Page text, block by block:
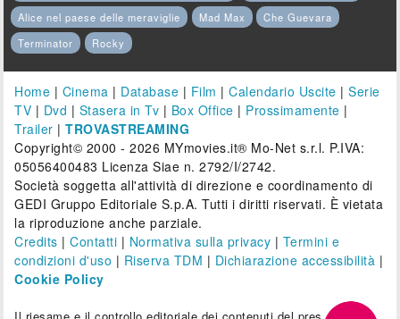
Alice nel paese delle meraviglie
Mad Max
Che Guevara
Terminator
Rocky
Home | Cinema | Database | Film |Calendario Uscite |Serie
TV | Dvd | Stasera in Tv | Box Office | Prossimamente |
Trailer |TROVASTREAMING
Copyright© 2000 - 2026 MYmovies.it® Mo-Net s.r.l. P.IVA:
05056400483 Licenza Siae n. 2792/I/2742.
Società soggetta all'attività di direzione e coordinamento di
GEDI Gruppo Editoriale S.p.A. Tutti i diritti riservati. È vietata
la riproduzione anche parziale.
Credits |Contatti | Normativa sulla privacy | Termini e
condizioni d'uso | Riserva TDM | Dichiarazione accessibilità |
Cookie Policy